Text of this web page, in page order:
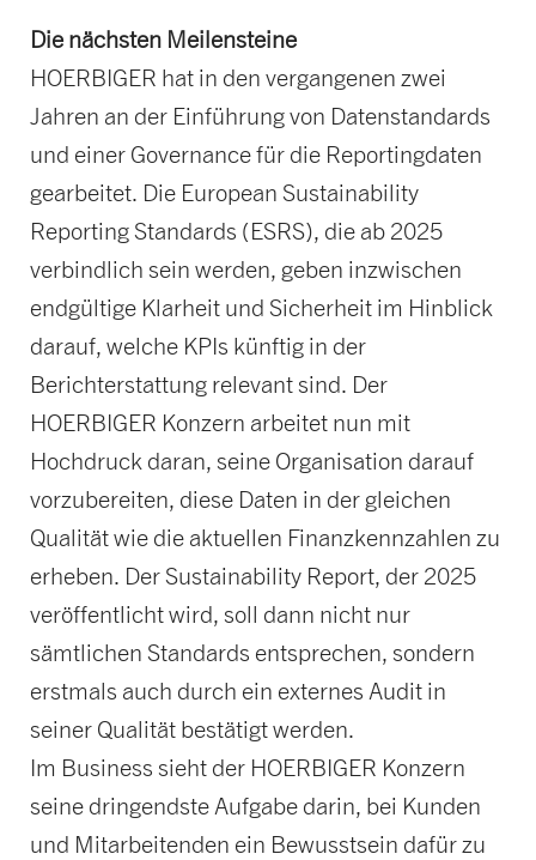
Die nächsten Meilensteine
HOERBIGER hat in den vergangenen zwei
Jahren an der Einführung von Datenstandards
und einer Governance für die Reportingdaten
gearbeitet. Die European Sustainability
Reporting Standards (ESRS), die ab 2025
verbindlich sein werden, geben inzwischen
endgültige Klarheit und Sicherheit im Hinblick
darauf, welche KPIs künftig in der
Berichterstattung relevant sind. Der
HOERBIGER Konzern arbeitet nun mit
Hochdruck daran, seine Organisation darauf
vorzubereiten, diese Daten in der gleichen
Qualität wie die aktuellen Finanzkennzahlen zu
erheben. Der Sustainability Report, der 2025
veröffentlicht wird, soll dann nicht nur
sämtlichen Standards entsprechen, sondern
erstmals auch durch ein externes Audit in
seiner Qualität bestätigt werden.
Im Business sieht der HOERBIGER Konzern
seine dringendste Aufgabe darin, bei Kunden
und Mitarbeitenden ein Bewusstsein dafür zu